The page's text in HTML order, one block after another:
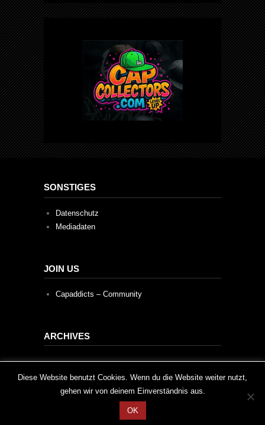
SONSTIGES
Datenschutz
Mediadaten
JOIN US
Capaddicts – Community
ARCHIVES
Archives
2020 © Capaddicts
This website uses cookies to improve your experience. We'll
assume you're ok with this, but you can opt-out if you wish.
Cookie settings
Diese Website benutzt Cookies. Wenn du die Website weiter nutzt,
gehen wir von deinem Einverständnis aus.
OK